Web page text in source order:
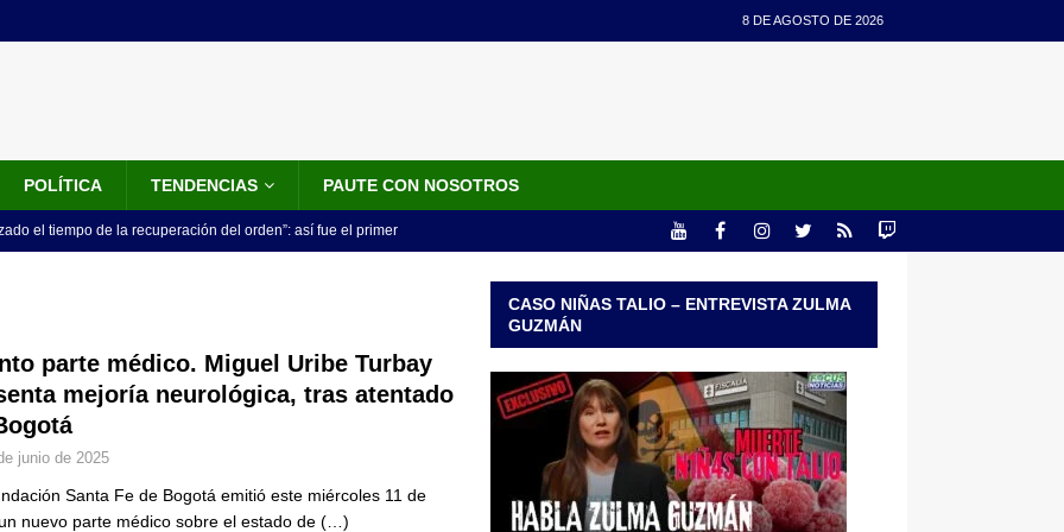
8 DE AGOSTO DE 2026
POLÍTICA TENDENCIAS PAUTE CON NOSOTROS
el tiempo de la recuperación del orden”: así fue el primer
la Espriella ya es presidente de Colombia: recibió la banda
de Abelardo De La Espriella: recibirá la banda presidencial
en el Cantón Pichincha
no asistirá a la posesión de Abelardo de la Espriella y llama a
LO ÚLTIMO
parte médico. Miguel Uribe Turbay
mejoría neurológica, tras atentado
junio de 2025
Santa Fe de Bogotá emitió este miércoles 11 de
nuevo parte médico sobre el estado de (…)
CASO NIÑAS TALIO – ENTREVISTA ZULMA
GUZMÁN